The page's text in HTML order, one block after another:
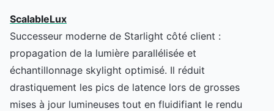
ScalableLux
Successeur moderne de Starlight côté client :
propagation de la lumière parallélisée et
échantillonnage skylight optimisé. Il réduit
drastiquement les pics de latence lors de grosses
mises à jour lumineuses tout en fluidifiant le rendu